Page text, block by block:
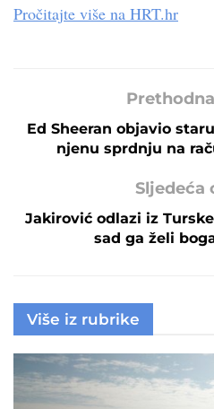
Pročitajte više na HRT.hr
Ed Sheeran objavio
njenu sprdnju na
Sljedeća
Jakirović odlazi iz
sad ga želi
Više iz rubrike